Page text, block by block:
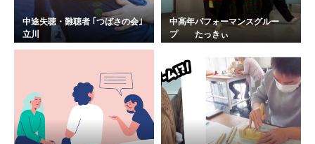
中途失聴・難聴者 ｢つばさの会｣
立川
中高年パフォーマンスグルー
プ たっきぃ